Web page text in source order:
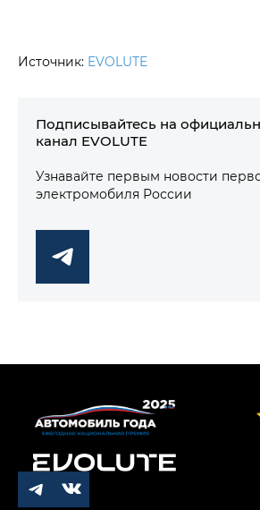
Источник: EVOLUTE
Подписывайтесь на
канал EVOLUTE
Узнавайте первым новости
электромобиля России